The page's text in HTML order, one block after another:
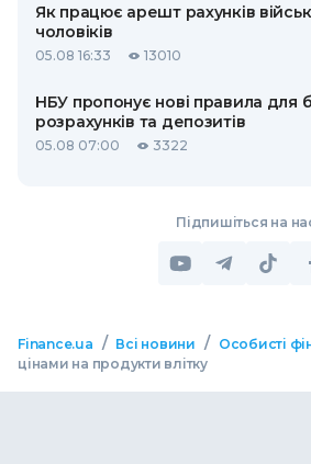
Як працює арешт рахунків
чоловіків
05.08 16:33 13010
НБУ пропонує нові правила для
розрахунків та депозитів
05.08 07:00 3322
Підпишіться на
Finance.ua / Всі новини / Особисті
цінами на продукти влітку